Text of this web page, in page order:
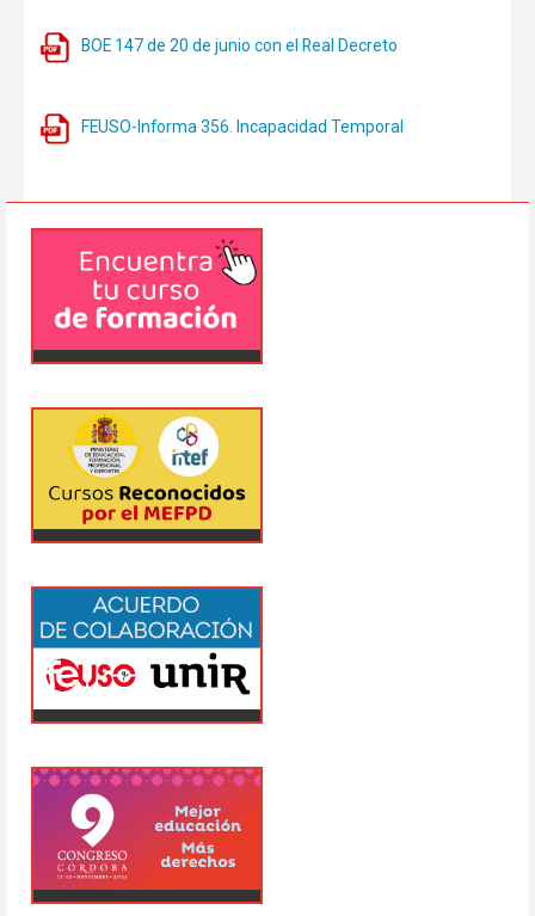
BOE 147 de 20 de junio con el Real Decreto
FEUSO-Informa 356. Incapacidad Temporal